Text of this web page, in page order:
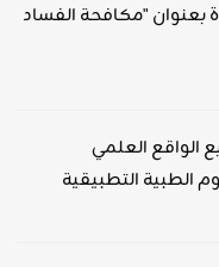
بعنوان "مكافحة الفساد
الواقع العلمي
الطبية التطبيقية